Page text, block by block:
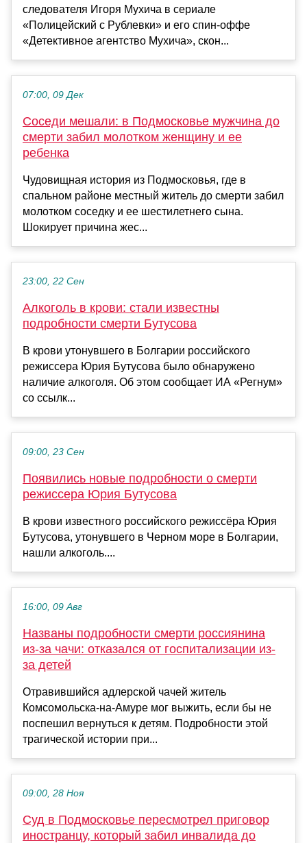
следователя Игоря Мухича в сериале
«Полицейский с Рублевки» и его спин-оффе
«Детективное агентство Мухича», скон...
07:00, 09 Дек
Соседи мешали: в Подмосковье мужчина до
смерти забил молотком женщину и ее
ребенка
Чудовищная история из Подмосковья, где в
спальном районе местный житель до смерти забил
молотком соседку и ее шестилетнего сына.
Шокирует причина жес...
23:00, 22 Сен
Алкоголь в крови: стали известны
подробности смерти Бутусова
В крови утонувшего в Болгарии российского
режиссера Юрия Бутусова было обнаружено
наличие алкоголя. Об этом сообщает ИА «Регнум»
со ссылк...
09:00, 23 Сен
Появились новые подробности о смерти
режиссера Юрия Бутусова
В крови известного российского режиссёра Юрия
Бутусова, утонувшего в Черном море в Болгарии,
нашли алкоголь....
16:00, 09 Авг
Названы подробности смерти россиянина
из-за чачи: отказался от госпитализации из-
за детей
Отравившийся адлерской чачей житель
Комсомольска-на-Амуре мог выжить, если бы не
поспешил вернуться к детям. Подробности этой
трагической истории при...
09:00, 28 Ноя
Суд в Подмосковье пересмотрел приговор
иностранцу, который забил инвалида до